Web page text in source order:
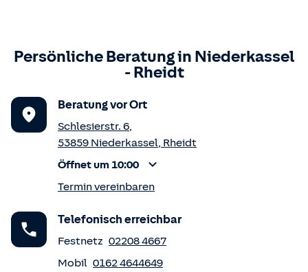
Persönliche Beratung in Niederkassel
-Rheidt
Beratung vor Ort
Schlesierstr. 6,
53859 Niederkassel, Rheidt
Öffnet um 10:00
Termin vereinbaren
Telefonisch erreichbar
Festnetz 02208 4667
Mobil 0162 4644649